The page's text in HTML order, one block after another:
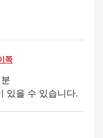
쪽
있을 수 있습니다.